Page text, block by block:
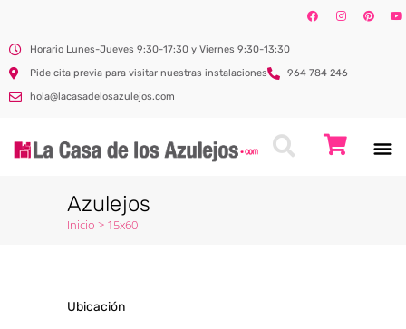
Horario Lunes-Jueves 9:30-17:30 y Viernes 9:30-13:30
Pide cita previa para visitar nuestras instalaciones
964 784 246
hola@lacasadelosazulejos.com
Azulejos
Inicio > 15x60
Ubicación